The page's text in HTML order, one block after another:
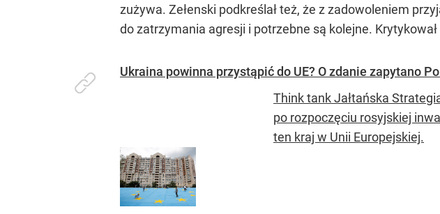
zużywa. Zełenski podkreślał też, że z zadowoleniem
do zatrzymania agresji i potrzebne są kolejne.
Ukraina powinna przystąpić do UE? O zdanie zapytano
Think tank Jałtańska
po rozpoczęciu rosyjskiej
ten kraj w Unii Europejskiej.